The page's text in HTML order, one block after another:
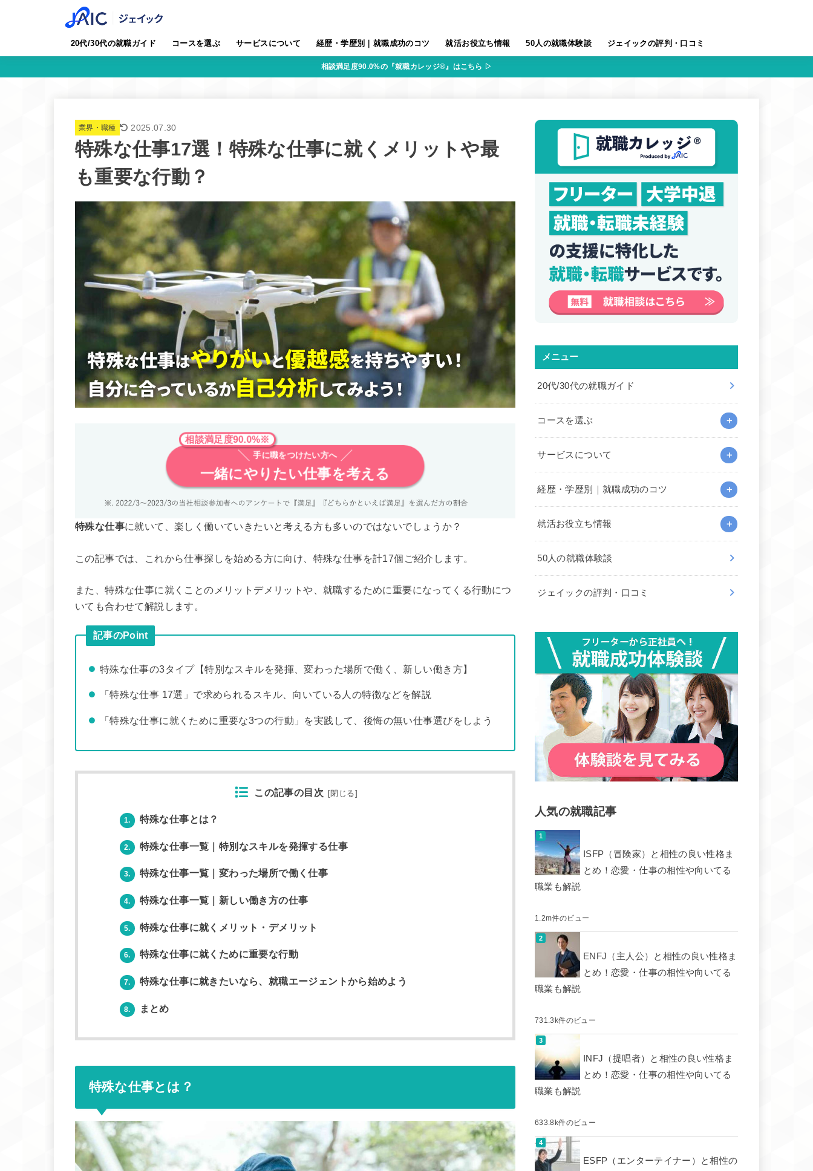
20代/30代の就職ガイド コースを選ぶ サービスについて 経歴・学歴別｜就職成功のコツ 就活お役立ち情報 50人の就職体験談 ジェイックの評判・口コミ
相談満足度90.0%の『就職カレッジ®』はこちら ▷
業界・職種 2025.07.30
特殊な仕事17選！特殊な仕事に就くメリットや最
も重要な行動？
相談満足度90.0%※
手に職をつけたい方へ
一緒にやりたい仕事を考える
特殊な仕事に就いて、楽しく働いていきたいと考える方も多いのではないでしょうか？
この記事では、これから仕事探しを始める方に向け、特殊な仕事を計17個ご紹介します。
また、特殊な仕事に就くことのメリットデメリットや、就職するために重要になってくる行動につ
いても合わせて解説します。
記事のPoint
特殊な仕事の3タイプ【特別なスキルを発揮、変わった場所で働く、新しい働き方】
「特殊な仕事 17選」で求められるスキル、向いている人の特徴などを解説
「特殊な仕事に就くために重要な3つの行動」を実践して、後悔の無い仕事選びをしよう
この記事の目次 閉じる
1. 特殊な仕事とは？
2. 特殊な仕事一覧｜特別なスキルを発揮する仕事
3. 特殊な仕事一覧｜変わった場所で働く仕事
4. 特殊な仕事一覧｜新しい働き方の仕事
5. 特殊な仕事に就くメリット・デメリット
6. 特殊な仕事に就くために重要な行動
7. 特殊な仕事に就きたいなら、就職エージェントから始めよう
8. まとめ
特殊な仕事とは？
メニュー
20代/30代の就職ガイド
コースを選ぶ
サービスについて
経歴・学歴別｜就職成功のコツ
就活お役立ち情報
50人の就職体験談
ジェイックの評判・口コミ
人気の就職記事
ISFP（冒険家）と相性の良い性格ま
とめ！恋愛・仕事の相性や向いてる
職業も解説
1.2m件のビュー
ENFJ（主人公）と相性の良い性格ま
とめ！恋愛・仕事の相性や向いてる
職業も解説
731.3k件のビュー
INFJ（提唱者）と相性の良い性格ま
とめ！恋愛・仕事の相性や向いてる
職業も解説
633.8k件のビュー
ESFP（エンターテイナー）と相性の